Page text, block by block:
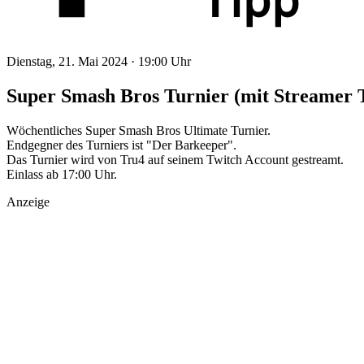
Dienstag, 21. Mai 2024 · 19:00 Uhr
Super Smash Bros Turnier (mit Streamer
Wöchentliches Super Smash Bros Ultimate Turnier.
Endgegner des Turniers ist "Der Barkeeper".
Das Turnier wird von Tru4 auf seinem Twitch Account gestreamt.
Einlass ab 17:00 Uhr.
Anzeige